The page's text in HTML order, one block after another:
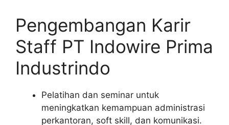
Pengembangan Karir
Staff PT Indowire Prima
Industrindo
Pelatihan dan seminar untuk
meningkatkan kemampuan administrasi
perkantoran, soft skill, dan komunikasi.